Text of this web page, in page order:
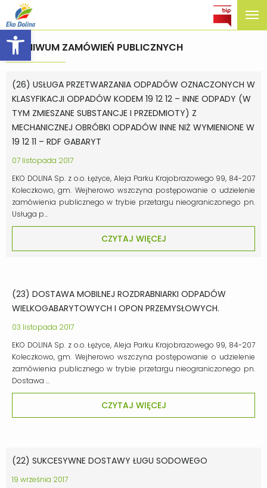
Open toolbar
ARCHIWUM ZAMÓWIEŃ PUBLICZNYCH
(26) USŁUGA PRZETWARZANIA ODPADÓW OZNACZONYCH W
KLASYFIKACJI ODPADÓW KODEM 19 12 12 – INNE ODPADY (W
TYM ZMIESZANE SUBSTANCJE I PRZEDMIOTY) Z
MECHANICZNEJ OBRÓBKI ODPADÓW INNE NIŻ WYMIENIONE W
19 12 11 – RDF GABARYT
07 listopada 2017
EKO DOLINA Sp. z o.o. Łężyce, Aleja Parku Krajobrazowego 99, 84-207
Koleczkowo, gm. Wejherowo wszczyna postępowanie o udzielenie
zamówienia publicznego w trybie przetargu nieograniczonego pn.
Usługa p…
CZYTAJ WIĘCEJ
(23) DOSTAWA MOBILNEJ ROZDRABNIARKI ODPADÓW
WIELKOGABARYTOWYCH I OPON PRZEMYSŁOWYCH.
03 listopada 2017
EKO DOLINA Sp. z o.o. Łężyce, Aleja Parku Krajobrazowego 99, 84-207
Koleczkowo, gm. Wejherowo wszczyna postępowanie o udzielenie
zamówienia publicznego w trybie przetargu nieograniczonego pn.
Dostawa …
CZYTAJ WIĘCEJ
(22) SUKCESYWNE DOSTAWY ŁUGU SODOWEGO
19 września 2017